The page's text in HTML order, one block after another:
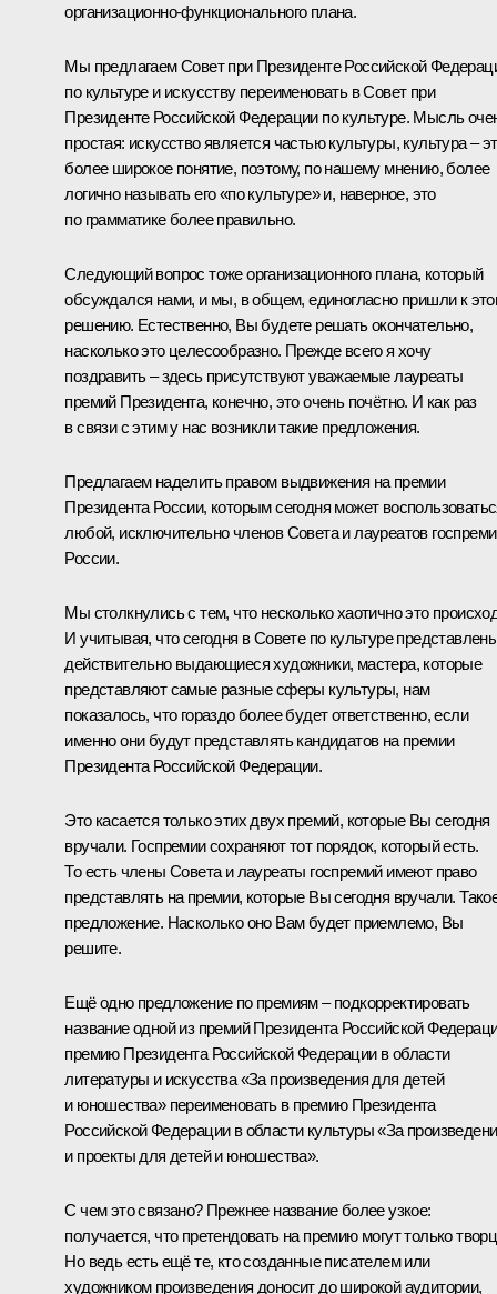
организационно-функционального плана.
Мы предлагаем Совет при Президенте Российской
по культуре и искусству переименовать в Совет при
Президенте Российской Федерации по культуре. Мысль
простая: искусство является частью культуры, культура –
более широкое понятие, поэтому, по нашему мнению, более
логично называть его «по культуре» и, наверное, это
по грамматике более правильно.
Следующий вопрос тоже организационного плана, который
обсуждался нами, и мы, в общем, единогласно пришли к
решению. Естественно, Вы будете решать окончательно,
насколько это целесообразно. Прежде всего я хочу
поздравить – здесь присутствуют уважаемые лауреаты
премий Президента, конечно, это очень почётно. И как раз
в связи с этим у нас возникли такие предложения.
Предлагаем наделить правом выдвижения на премии
Президента России, которым сегодня может
любой, исключительно членов Совета и лауреатов
России.
Мы столкнулись с тем, что несколько хаотично это
И учитывая, что сегодня в Совете по культуре
действительно выдающиеся художники, мастера, которые
представляют самые разные сферы культуры, нам
показалось, что гораздо более будет ответственно, если
именно они будут представлять кандидатов на премии
Президента Российской Федерации.
Это касается только этих двух премий, которые Вы сегодня
вручали. Госпремии сохраняют тот порядок, который есть.
То есть члены Совета и лауреаты госпремий имеют право
представлять на премии, которые Вы сегодня вручали.
предложение. Насколько оно Вам будет приемлемо, Вы
решите.
Ещё одно предложение по премиям – подкорректировать
название одной из премий Президента Российской
премию Президента Российской Федерации в области
литературы и искусства «За произведения для детей
и юношества» переименовать в премию Президента
Российской Федерации в области культуры «За
и проекты для детей и юношества».
С чем это связано? Прежнее название более узкое:
получается, что претендовать на премию могут только
Но ведь есть ещё те, кто созданные писателем или
художником произведения доносит до широкой аудитории,